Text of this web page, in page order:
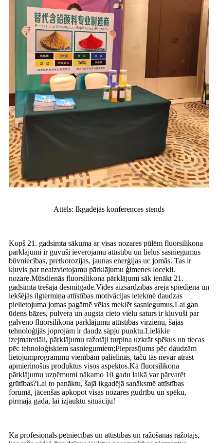
Attēls: Ikgadējās konferences stends
Kopš 21. gadsimta sākuma ar visas nozares pūlēm fluorsilikona
pārklājumi ir guvuši ievērojamu attīstību un lielus sasniegumus
būvniecības, pretkorozijas, jaunas enerģijas uc jomās. Tas ir
kļuvis par neaizvietojamu pārklājumu ģimenes locekli.
nozare.Mūsdienās fluorsilikona pārklājumi sāk ienākt 21.
gadsimta trešajā desmitgadē.Vides aizsardzības ārējā spiediena un
iekšējās ilgtermiņa attīstības motivācijas ietekmē daudzas
pielietojuma jomas pagātnē vēlas meklēt sasniegumus.Lai gan
ūdens bāzes, pulvera un augsta cieto vielu saturs ir kļuvuši par
galveno fluorsilikona pārklājumu attīstības virzienu, šajās
tehnoloģijās joprojām ir daudz sāpju punktu.Lielākie
izejmateriāli, pārklājumu ražotāji turpina uzkrāt spēkus un tiecas
pēc tehnoloģiskiem sasniegumiem;Pieprasījums pēc daudzām
lietojumprogrammu vienībām palielinās, taču tās nevar atrast
apmierinošus produktus visos aspektos.Kā fluorsilikona
pārklājumu uzņēmumi nākamo 10 gadu laikā var pārvarēt
grūtības?Lai to panāktu, šajā ikgadējā sanāksmē attīstības
forumā, jācenšas apkopot visas nozares gudrību un spēku,
pirmajā gadā, lai izjauktu situāciju!
Kā profesionāls pētniecības un attīstības un ražošanas ražotājs,